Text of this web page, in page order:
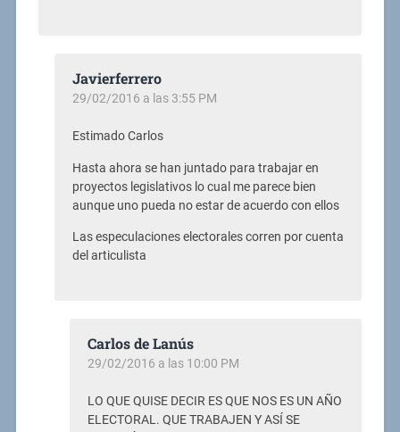
Javierferrero
29/02/2016 a las 3:55 PM
Estimado Carlos
Hasta ahora se han juntado para trabajar en
proyectos legislativos lo cual me parece bien
aunque uno pueda no estar de acuerdo con ellos
Las especulaciones electorales corren por cuenta
del articulista
Carlos de Lanús
29/02/2016 a las 10:00 PM
LO QUE QUISE DECIR ES QUE NOS ES UN AÑO
ELECTORAL. QUE TRABAJEN Y ASÍ SE